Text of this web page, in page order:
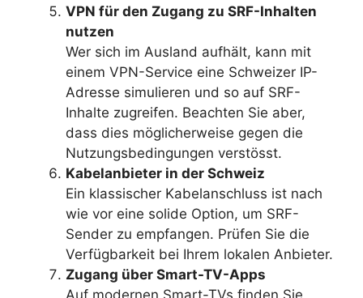
VPN für den Zugang zu SRF-Inhalten
nutzen
Wer sich im Ausland aufhält, kann mit
einem VPN-Service eine Schweizer IP-
Adresse simulieren und so auf SRF-
Inhalte zugreifen. Beachten Sie aber,
dass dies möglicherweise gegen die
Nutzungsbedingungen verstösst.
Kabelanbieter in der Schweiz
Ein klassischer Kabelanschluss ist nach
wie vor eine solide Option, um SRF-
Sender zu empfangen. Prüfen Sie die
Verfügbarkeit bei Ihrem lokalen Anbieter.
Zugang über Smart-TV-Apps
Auf modernen Smart-TVs finden Sie